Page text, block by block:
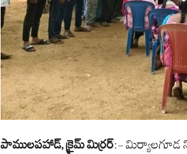
పాములపహాడ్, క్రైమ్ మిర్రర్:- మిర్యాలగూడ